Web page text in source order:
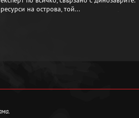
на острова, той...